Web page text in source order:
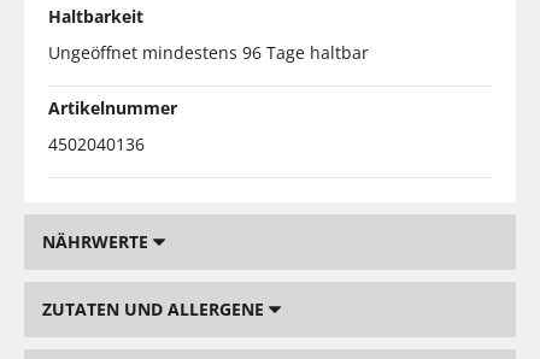
Haltbarkeit
Ungeöffnet mindestens 96 Tage haltbar
Artikelnummer
4502040136
NÄHRWERTE
ZUTATEN UND ALLERGENE